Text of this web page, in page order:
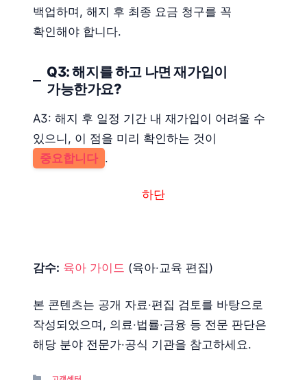
백업하며, 해지 후 최종 요금 청구를 꼭
확인해야 합니다.
Q3: 해지를 하고 나면 재가입이
가능한가요?
A3: 해지 후 일정 기간 내 재가입이 어려울 수
있으니, 이 점을 미리 확인하는 것이
중요합니다 .
하단
감수: 육아 가이드 (육아·교육 편집)
본 콘텐츠는 공개 자료·편집 검토를 바탕으로
작성되었으며, 의료·법률·금융 등 전문 판단은
해당 분야 전문가·공식 기관을 참고하세요.
Categories